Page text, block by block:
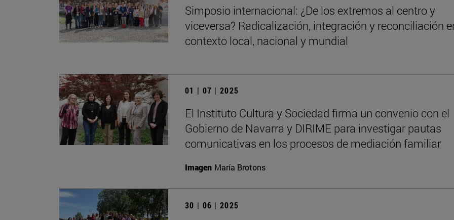
Simposio internacional: ¿De los extremos al centro y
viceversa? Radicalización, integración y reconciliación
contexto local, nacional y mundial
01 | 07 | 2025
El Instituto Cultura y Sociedad firma un convenio con el
Gobierno de Navarra y DIRIME para investigar pautas
comunicativas en los procesos de mediación familiar
Imagen María Brotons
30 | 06 | 2025